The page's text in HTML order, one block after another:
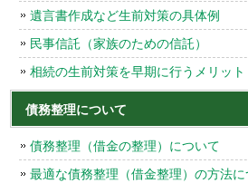
遺言書作成など生前対策の具体例
民事信託（家族のための信託）
相続の生前対策を早期に行うメリット
債務整理について
債務整理（借金の整理）について
最適な債務整理（借金整理）の方法に